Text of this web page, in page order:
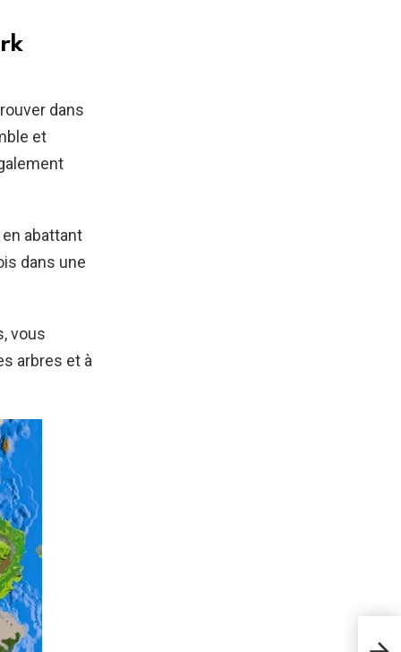
dans
et
abattant
dans une
vous
arbres et à